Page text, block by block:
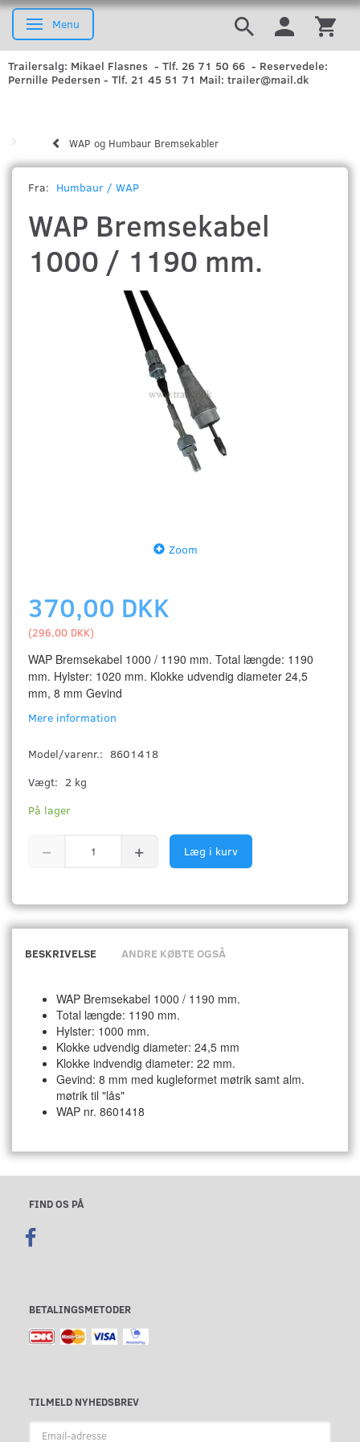
Skifte navigation
Menu
Trailersalg: Mikael Flasnes - Tlf. 26 71 50 66 - Reservedele:
Pernille Pedersen - Tlf. 21 45 51 71 Mail: trailer@mail.dk
WAP og Humbaur Bremsekabler
Fra: Humbaur / WAP
WAP Bremsekabel
1000 / 1190 mm.
Zoom
370,00 DKK
(296,00 DKK)
WAP Bremsekabel 1000 / 1190 mm. Total længde: 1190
mm. Hylster: 1020 mm. Klokke udvendig diameter 24,5
mm, 8 mm Gevind
Mere information
Model/varenr.: 8601418
Vægt: 2 kg
På lager
Læg i kurv
BESKRIVELSE ANDRE KØBTE OGSÅ
WAP Bremsekabel 1000 / 1190 mm.
Total længde: 1190 mm.
Hylster: 1000 mm.
Klokke udvendig diameter: 24,5 mm
Klokke indvendig diameter: 22 mm.
Gevind: 8 mm med kugleformet møtrik samt alm.
møtrik til "lås"
WAP nr. 8601418
FIND OS PÅ
BETALINGSMETODER
TILMELD NYHEDSBREV